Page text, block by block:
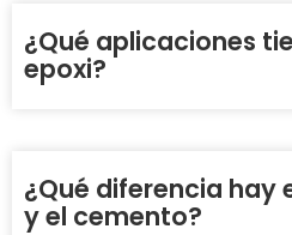
¿Qué aplicaciones
epoxi?
¿Qué diferencia hay
y el cemento?